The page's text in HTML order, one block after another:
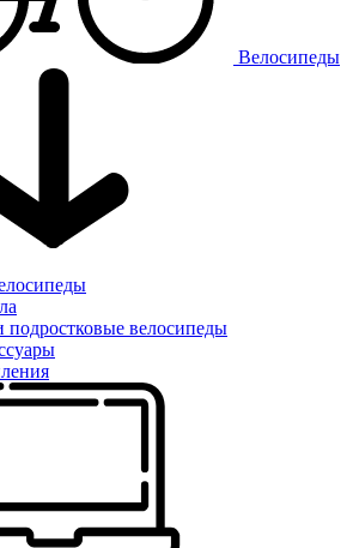
Велосипеды
подростковые велосипеды